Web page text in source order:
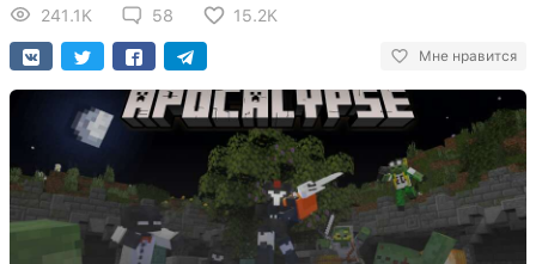
241.1K 58 15.2K
Мне нравится